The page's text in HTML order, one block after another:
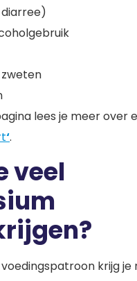
lees je meer over
‘.
veel
krijg je